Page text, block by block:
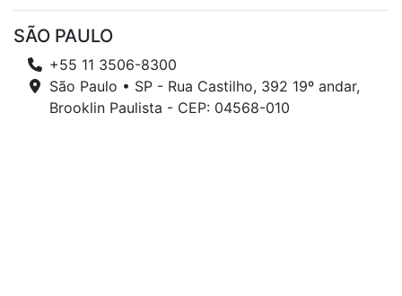
SÃO PAULO
+55 11 3506-8300
São Paulo • SP - Rua Castilho, 392 19º andar,
Brooklin Paulista - CEP: 04568-010